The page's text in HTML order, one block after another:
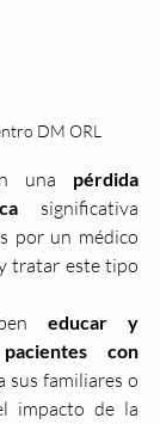
DM ORL
una pérdida
significativa
por un médico
tratar este tipo
educar y
con
sus familiares o
impacto de la